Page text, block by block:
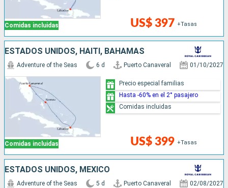
Comidas incluidas US$ 397 +Tasas
ESTADOS UNIDOS, HAITI, BAHAMAS
Comidas incluidas
Adventure of the Seas 6 d Puerto Canaveral 01/10/2027
US$ 399 +Tasas
Precio especial familias
Hasta -60% en el 2° pasajero
Comidas incluidas
ESTADOS UNIDOS, MÉXICO
Adventure of the Seas 5 d Puerto Canaveral 02/08/2027